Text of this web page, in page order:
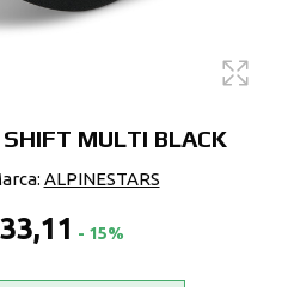
SHIFT MULTI BLACK
ALPINESTARS
- 15%